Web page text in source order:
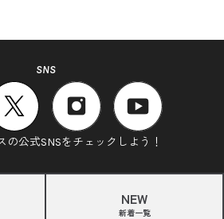
SNS
の公式SNSをチェックしよう！
NEW
新着一覧